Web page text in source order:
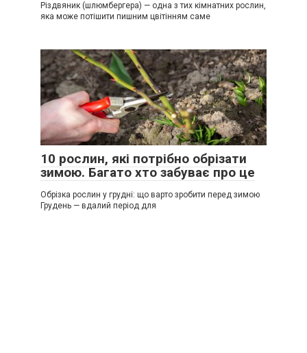
Різдвяник (шлюмбергера) — одна з тих кімнатних рослин,
яка може потішити пишним цвітінням саме
10 рослин, які потрібно обрізати
зимою. Багато хто забуває про це
Обрізка рослин у грудні: що варто зробити перед зимою
Грудень — вдалий період для